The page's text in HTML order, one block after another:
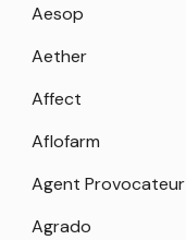
Aesop
Aether
Affect
Aflofarm
Agent Provocateur
Agrado